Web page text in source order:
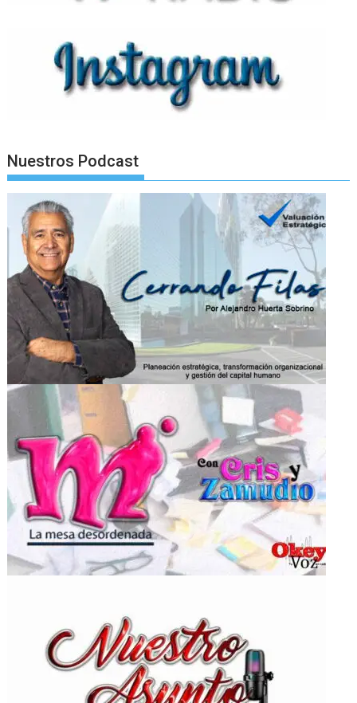
Nuestros Podcast